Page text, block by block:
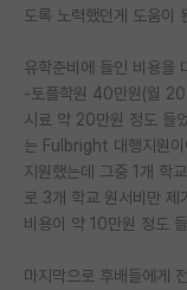
도록 노력했던게 도움이
유학준비에 들인 비용을
-토플학원 40만원(월
시료 약 20만원 정도 들
는 Fulbright 대행지원이
지원했는데 그중 1개
로 3개 학교 원서비만
비용이 약 10만원 정도
마지막으로 후배들에게